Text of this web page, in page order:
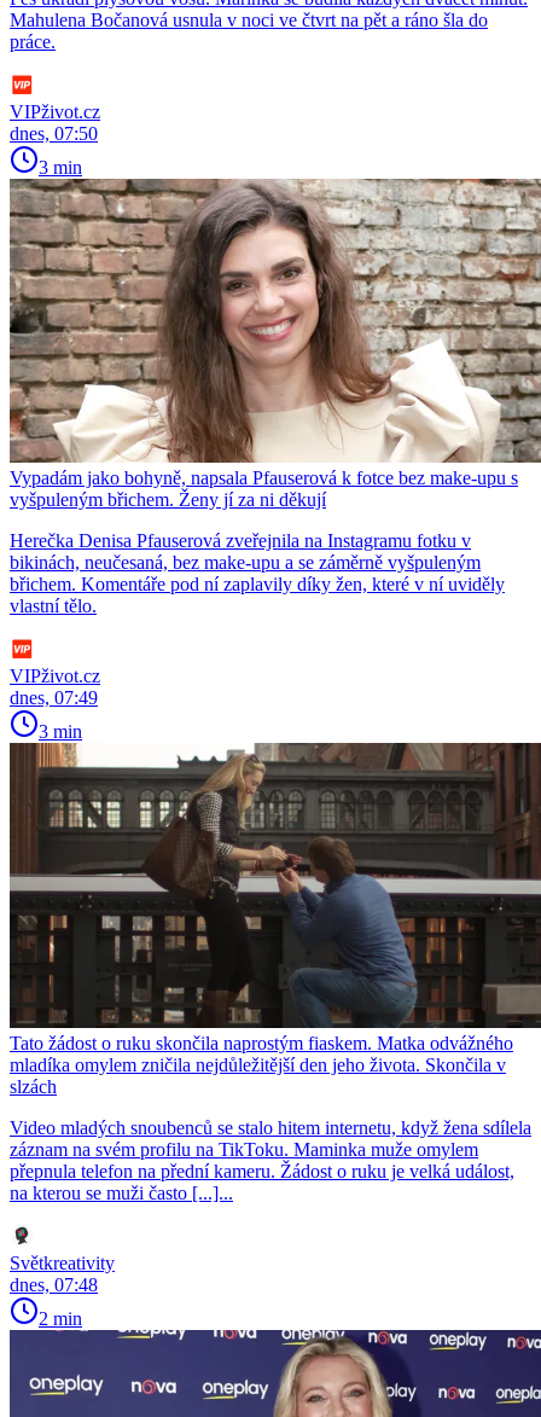
Mahulena Bočanová usnula v noci ve čtvrt na pět a ráno šla do
práce.
VIPživot.cz
dnes, 07:50
3 min
Vypadám jako bohyně, napsala Pfauserová k fotce bez make-upu s
vyšpuleným břichem. Ženy jí za ni děkují
Herečka Denisa Pfauserová zveřejnila na Instagramu fotku v
bikinách, neučesaná, bez make-upu a se záměrně vyšpuleným
břichem. Komentáře pod ní zaplavily díky žen, které v ní uviděly
vlastní tělo.
VIPživot.cz
dnes, 07:49
3 min
Tato žádost o ruku skončila naprostým fiaskem. Matka odvážného
mladíka omylem zničila nejdůležitější den jeho života. Skončila v
slzách
Video mladých snoubenců se stalo hitem internetu, když žena sdílela
záznam na svém profilu na TikToku. Maminka muže omylem
přepnula telefon na přední kameru. Žádost o ruku je velká událost,
na kterou se muži často [...]...
Světkreativity
dnes, 07:48
2 min